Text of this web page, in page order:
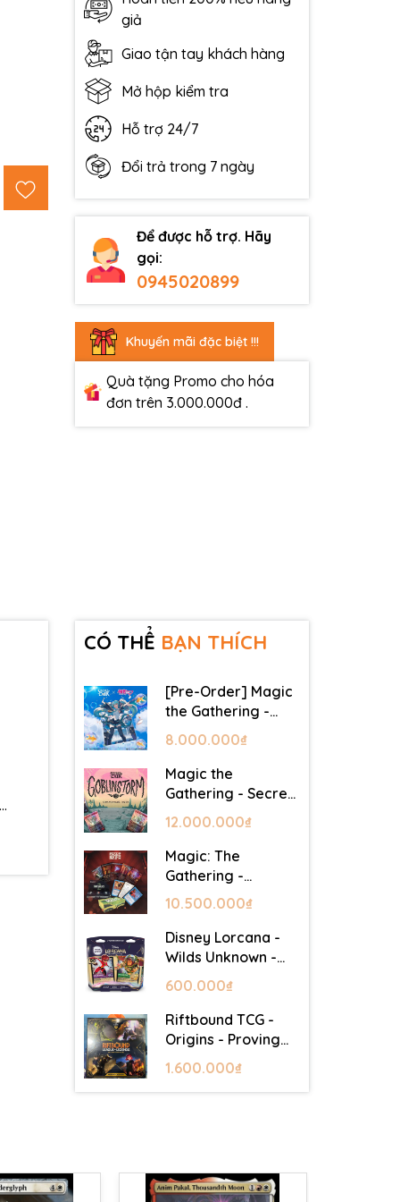
giả
Giao tận tay khách hàng
Mở hộp kiểm tra
Hỗ trợ 24/7
Đổi trả trong 7 ngày
Để được hỗ trợ. Hãy
gọi:
0945020899
Khuyến mãi đặc biệt !!!
Quà tặng Promo cho hóa
đơn trên 3.000.000đ .
CÓ THỂ BẠN THÍCH
[Pre-Order] Magic
the Gathering -
Secret Lair -
Commander Deck:
Hatsune Miku
8.000.000₫
Magic the
Gathering - Secret
Lair - Commander
Deck: Goblin Storm
12.000.000₫
Magic: The
Gathering -
Mystery Booster 2
- Festival in a Box
(Las Vegas 2026)
10.500.000₫
Disney Lorcana -
Wilds Unknown -
Starter Set
600.000₫
Riftbound TCG -
Origins - Proving
Grounds Box Set
1.600.000₫